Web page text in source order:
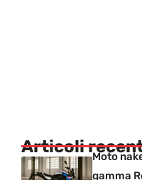
Articoli
Moto
gamma